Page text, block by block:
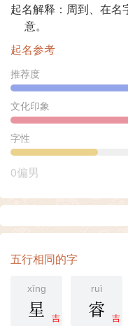
起名解释：周到、在名
意。
起名参考
推荐度
文化印象
字性
0偏男
五行相同的字
xīng
吉
星
ruì
吉
睿